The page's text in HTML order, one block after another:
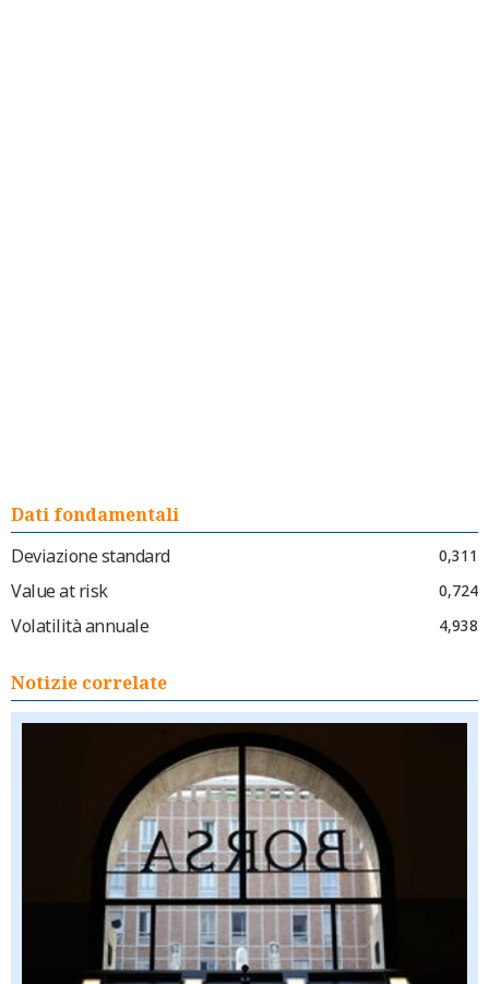
Dati fondamentali
Deviazione standard
0,311
Value at risk 0,724
Volatilità annuale 4,938
Notizie correlate